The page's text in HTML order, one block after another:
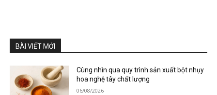
BÀI VIẾT MỚI
Cùng nhìn qua quy trình sản xuất bột nhụy
hoa nghệ tây chất lượng
06/08/2026